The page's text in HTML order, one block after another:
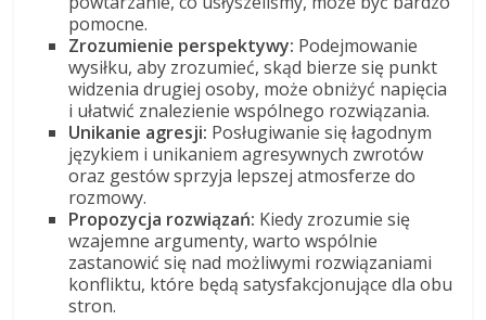
pomocne.
Zrozumienie perspektywy: Podejmowanie
wysiłku, aby zrozumieć, skąd bierze się punkt
widzenia drugiej osoby, może obniżyć napięcia
i ułatwić znalezienie wspólnego rozwiązania.
Unikanie agresji: Posługiwanie się łagodnym
językiem i unikaniem agresywnych zwrotów
oraz gestów sprzyja lepszej atmosferze do
rozmowy.
Propozycja rozwiązań: Kiedy zrozumie się
wzajemne argumenty, warto wspólnie
zastanowić się nad możliwymi rozwiązaniami
konfliktu, które będą satysfakcjonujące dla obu
stron.